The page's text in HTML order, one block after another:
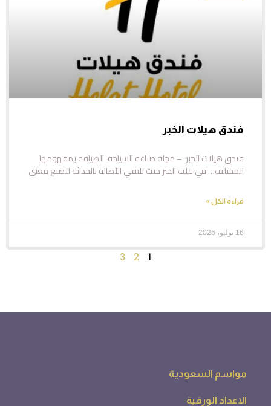
​فندق هيلات الخبر
​فندق هيلات الخبر – مجلة صناعة السياحة ​ ​الضيافة بمفهومها
المختلف… في قلب الخبر حيث تلتقي الأصالة بالحداثة لتصنع معنى
قراءة الكل »
16 يوليو، 2026
1
2
3
مواسم السعودية
الاعداد الورقية